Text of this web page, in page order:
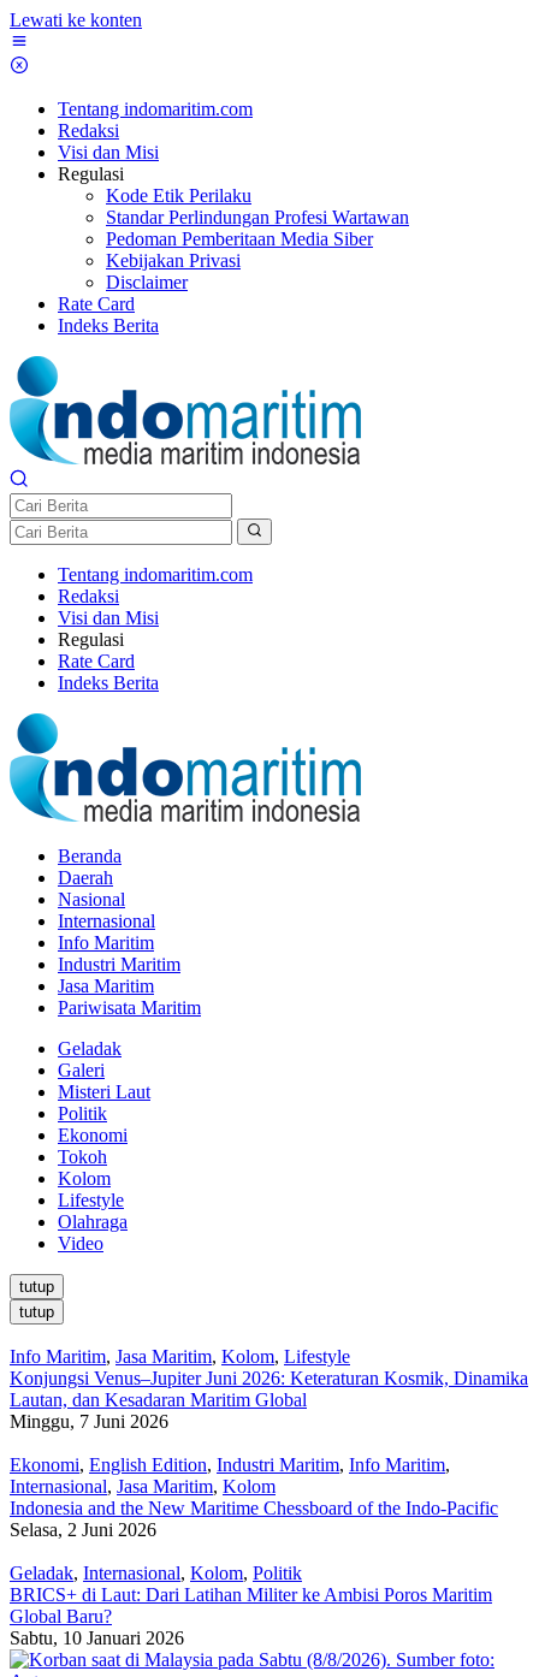
Lewati ke konten
Tentang indomaritim.com
Redaksi
Visi dan Misi
Regulasi
Kode Etik Perilaku
Standar Perlindungan Profesi Wartawan
Pedoman Pemberitaan Media Siber
Kebijakan Privasi
Disclaimer
Rate Card
Indeks Berita
Tentang indomaritim.com
Redaksi
Visi dan Misi
Regulasi
Rate Card
Indeks Berita
Beranda
Daerah
Nasional
Internasional
Info Maritim
Industri Maritim
Jasa Maritim
Pariwisata Maritim
Geladak
Galeri
Misteri Laut
Politik
Ekonomi
Tokoh
Kolom
Lifestyle
Olahraga
Video
tutup
tutup
Info Maritim, Jasa Maritim, Kolom, Lifestyle
Konjungsi Venus–Jupiter Juni 2026: Keteraturan Kosmik, Dinamika
Lautan, dan Kesadaran Maritim Global
Minggu, 7 Juni 2026
Ekonomi, English Edition, Industri Maritim, Info Maritim,
Internasional, Jasa Maritim, Kolom
Indonesia and the New Maritime Chessboard of the Indo-Pacific
Selasa, 2 Juni 2026
Geladak, Internasional, Kolom, Politik
BRICS+ di Laut: Dari Latihan Militer ke Ambisi Poros Maritim
Global Baru?
Sabtu, 10 Januari 2026